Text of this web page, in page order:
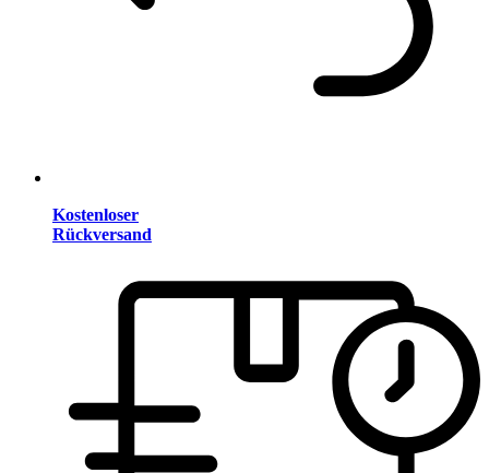
Kostenloser
Rückversand